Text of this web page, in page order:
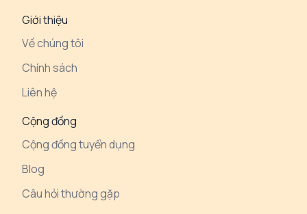
Giới thiệu
Về chúng tôi
Chính sách
Liên hệ
Cộng đồng
Cộng đồng tuyển dụng
Blog
Câu hỏi thường gặp